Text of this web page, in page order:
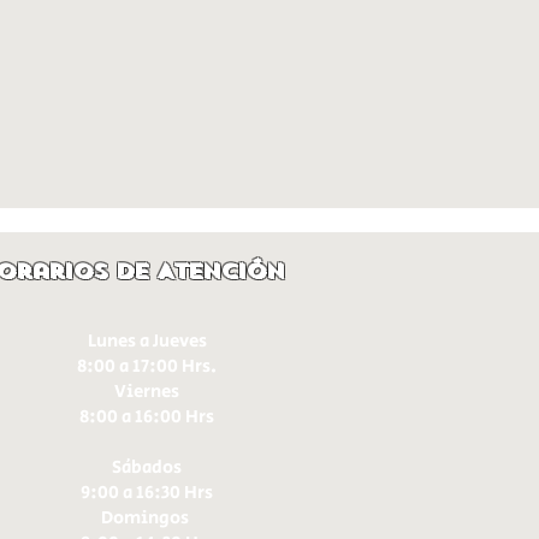
de Atención
Lunes a Jueves
8:00 a 17:00 Hrs.
Viernes
8:00 a 16:00 Hrs​
Sábados
9:00 a 16:30 Hrs
Domingos